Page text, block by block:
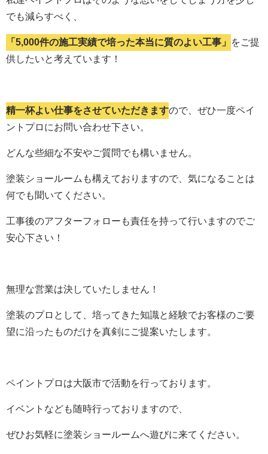
でも減らすべく、
「5,000件の施工実績で培った本当に質のよい工事」
をご提
供したいと考えています！
精一杯よい仕事をさせていただきますので、ぜひ一度ペイ
ントプロにお問い合わせ下さい。
どんな些細な不安やご質問でも構いません。
塗装ショールームも構えておりますので、気になることは
何でも聞いてください。
工事後のアフターフォローも責任を持って行いますのでご
安心下さい！
無理な営業は決していたしません！
塗装のプロとして、培ってきた知識と経験でお客様のご要
望に沿ったものだけを真剣にご提案いたします。
ペイントプロは大阪市で活動を行っております。
イベントなども随時行っておりますので、
ぜひお気軽に塗装ショールームへ遊びに来てください。